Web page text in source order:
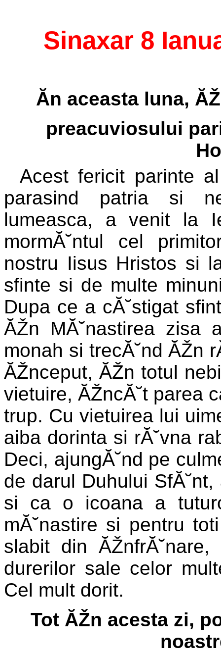
Sinaxar 8
Ăn aceasta luna,
preacuviosului
Acest fericit parinte
parasind patria si
lumeasca, a venit la
mormĂ˘ntul cel
nostru Iisus Hristos si
sfinte si de multe
Dupa ce a cĂ˘stigat
ĂŽn MĂ˘nastirea zisa
monah si trecĂ˘nd ĂŽn
ĂŽnceput, ĂŽn totul
vietuire, ĂŽncĂ˘t parea
trup. Cu vietuirea lui
aiba dorinta si rĂ˘vna
Deci, ajungĂ˘nd pe
de darul Duhului
si ca o icoana a
mĂ˘nastire si pentru
slabit din
durerilor sale celor
Cel mult dorit.
Tot ĂŽn acesta zi,